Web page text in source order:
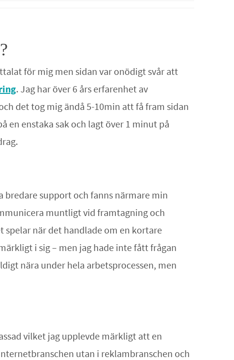
för mig men sidan var onödigt svår att
. Jag har över 6 års erfarenhet av
det tog mig ändå 5-10min att få fram sidan
en enstaka sak och lagt över 1 minut på
bredare support och fanns närmare min
muntligt vid framtagning och
spelar när det handlade om en kortare
i sig – men jag hade inte fått frågan
nära under hela arbetsprocessen, men
vilket jag upplevde märkligt att en
utan i reklambranschen och